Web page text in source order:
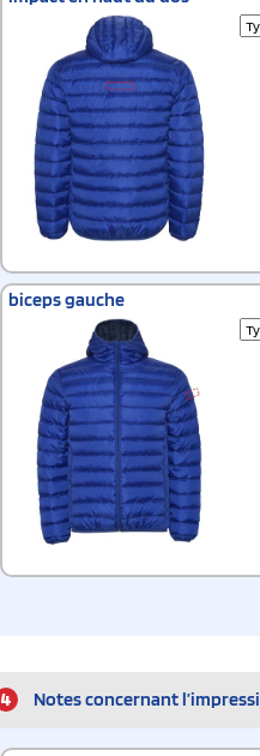
biceps gauche
4 Notes concernant